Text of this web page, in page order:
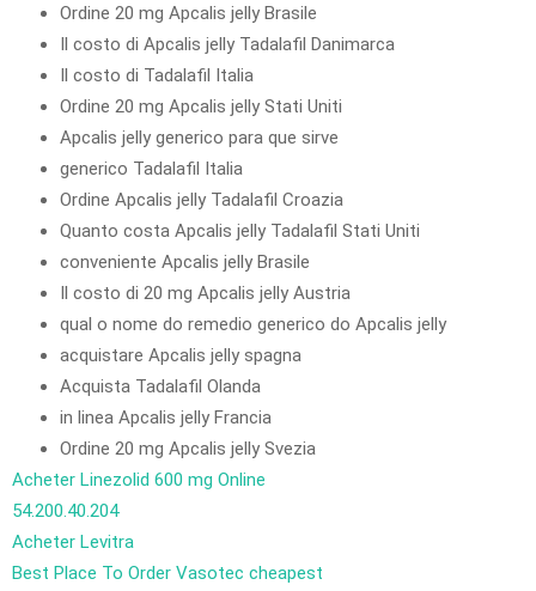
Ordine 20 mg Apcalis jelly Brasile
Il costo di Apcalis jelly Tadalafil Danimarca
Il costo di Tadalafil Italia
Ordine 20 mg Apcalis jelly Stati Uniti
Apcalis jelly generico para que sirve
generico Tadalafil Italia
Ordine Apcalis jelly Tadalafil Croazia
Quanto costa Apcalis jelly Tadalafil Stati Uniti
conveniente Apcalis jelly Brasile
Il costo di 20 mg Apcalis jelly Austria
qual o nome do remedio generico do Apcalis jelly
acquistare Apcalis jelly spagna
Acquista Tadalafil Olanda
in linea Apcalis jelly Francia
Ordine 20 mg Apcalis jelly Svezia
Acheter Linezolid 600 mg Online
54.200.40.204
Acheter Levitra
Best Place To Order Vasotec cheapest